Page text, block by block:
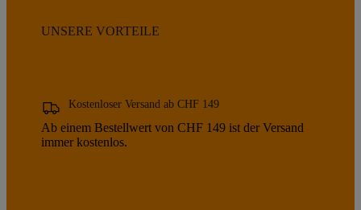
UNSERE VORTEILE
Kostenloser Versand ab CHF 149
Ab einem Bestellwert von CHF 149 ist der Versand
immer kostenlos.